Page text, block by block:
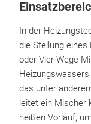
In der
die Stellung
oder Vier-Wege-
das unter
leitet ein Mischer
heißen Vorlauf,